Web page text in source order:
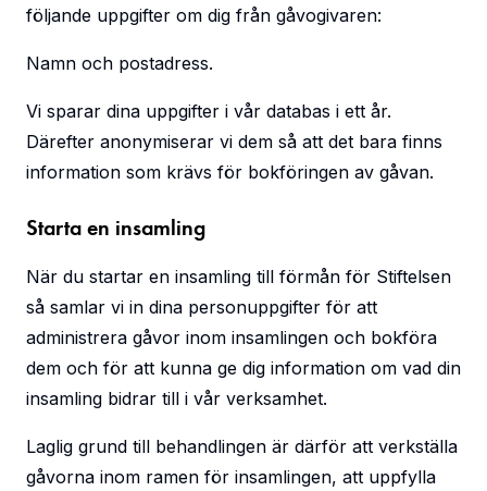
följande uppgifter om dig från gåvogivaren:
Namn och postadress.
Vi sparar dina uppgifter i vår databas i ett år.
Därefter anonymiserar vi dem så att det bara finns
information som krävs för bokföringen av gåvan.
Starta en insamling
När du startar en insamling till förmån för Stiftelsen
så samlar vi in dina personuppgifter för att
administrera gåvor inom insamlingen och bokföra
dem och för att kunna ge dig information om vad din
insamling bidrar till i vår verksamhet.
Laglig grund till behandlingen är därför att verkställa
gåvorna inom ramen för insamlingen, att uppfylla